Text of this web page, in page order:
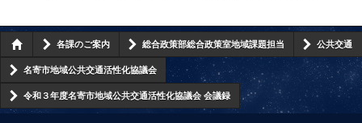
各課のご案内 総合政策部総合政策室地域課題担当 公共交通
名寄市地域公共交通活性化協議会
令和３年度名寄市地域公共交通活性化協議会 会議録